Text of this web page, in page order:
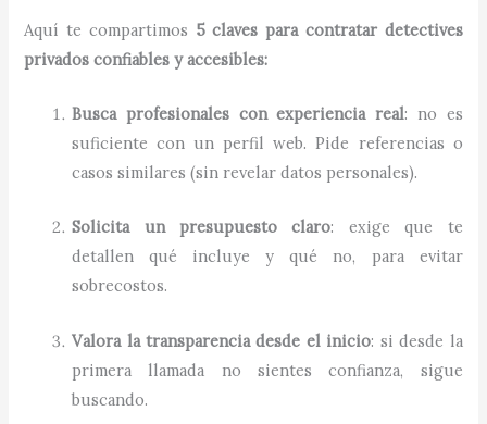
Aquí te compartimos 5 claves para contratar detectives
privados confiables y accesibles:
Busca profesionales con experiencia real: no es
suficiente con un perfil web. Pide referencias o
casos similares (sin revelar datos personales).
Solicita un presupuesto claro: exige que te
detallen qué incluye y qué no, para evitar
sobrecostos.
Valora la transparencia desde el inicio: si desde la
primera llamada no sientes confianza, sigue
buscando.